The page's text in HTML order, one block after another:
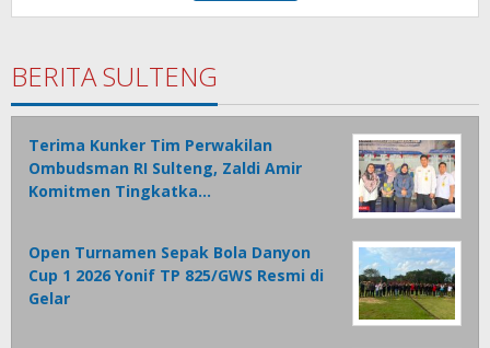
BERITA SULTENG
Terima Kunker Tim Perwakilan
Ombudsman RI Sulteng, Zaldi Amir
Komitmen Tingkatka…
Open Turnamen Sepak Bola Danyon
Cup 1 2026 Yonif TP 825/GWS Resmi di
Gelar